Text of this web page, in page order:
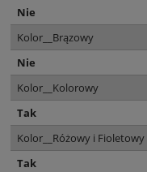
Nie
Kolor__Brązowy
Nie
Kolor__Kolorowy
Tak
Kolor__Różowy i Fioletowy
Tak